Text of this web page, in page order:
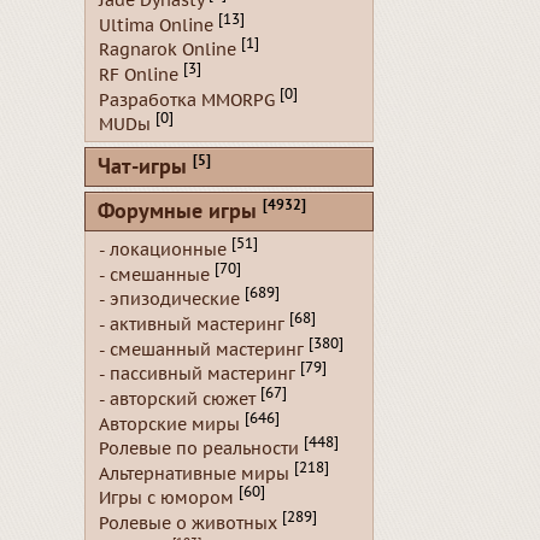
Ultima Online [13]
Ragnarok Online [1]
RF Online [3]
Разработка MMORPG [0]
MUDы [0]
Чат-игры [5]
Форумные игры [4932]
- локационные [51]
- смешанные [70]
- эпизодические [689]
- активный мастеринг [68]
- смешанный мастеринг [380]
- пассивный мастеринг [79]
- авторский сюжет [67]
Авторские миры [646]
Ролевые по реальности [448]
Альтернативные миры [218]
Игры с юмором [60]
Ролевые о животных [289]